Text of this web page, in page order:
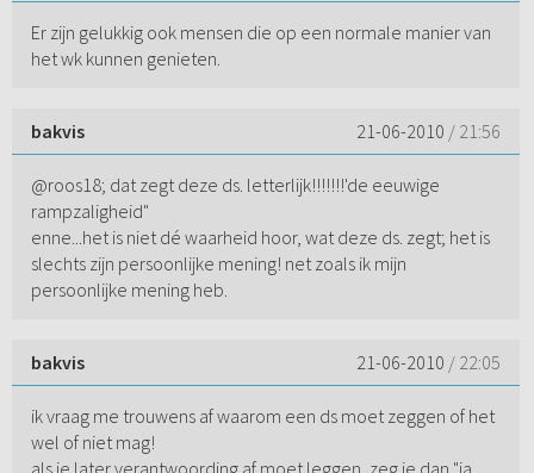
Er zijn gelukkig ook mensen die op een normale manier van
het wk kunnen genieten.
bakvis 21-06-2010 / 21:56
@roos18; dat zegt deze ds. letterlijk!!!!!!!'de eeuwige
rampzaligheid"
enne...het is niet dé waarheid hoor, wat deze ds. zegt; het is
slechts zijn persoonlijke mening! net zoals ik mijn
persoonlijke mening heb.
bakvis 21-06-2010 / 22:05
ik vraag me trouwens af waarom een ds moet zeggen of het
wel of niet mag!